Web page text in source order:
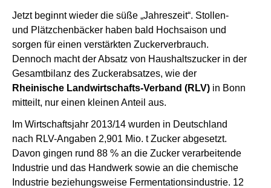
Jetzt beginnt wieder die süße „Jahreszeit“. Stollen-
und Plätzchenbäcker haben bald Hochsaison und
sorgen für einen verstärkten Zuckerverbrauch.
Dennoch macht der Absatz von Haushaltszucker in der
Gesamtbilanz des Zuckerabsatzes, wie der
Rheinische Landwirtschafts-Verband (RLV) in Bonn
mitteilt, nur einen kleinen Anteil aus.
Im Wirtschaftsjahr 2013/14 wurden in Deutschland
nach RLV-Angaben 2,901 Mio. t Zucker abgesetzt.
Davon gingen rund 88 % an die Zucker verarbeitende
Industrie und das Handwerk sowie an die chemische
Industrie beziehungsweise Fermentationsindustrie. 12